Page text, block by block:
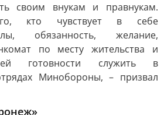
своим внукам и правнукам.
кто чувствует в себе
обязанность, желание,
по месту жительства и
готовности служить в
Минобороны, – призвал